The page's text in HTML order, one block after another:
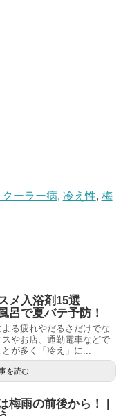
ーラー病, 冷え性, 梅
メ入浴剤15選
呂で夏バテ予防！
る疲れやだるさだけでな
やお店、通勤電車などで
が多く「冷え」に...
を読む
梅雨の前後から！ |